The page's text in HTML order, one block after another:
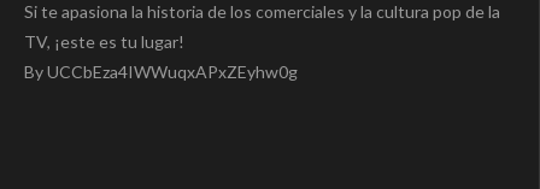
Si te apasiona la historia de los comerciales y la cultura pop de la
TV, ¡este es tu lugar!
By UCCbEza4IWWuqxAPxZEyhw0g